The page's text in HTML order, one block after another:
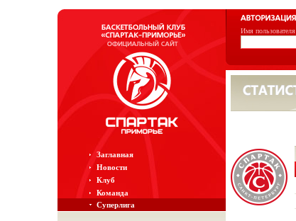
Имя пользователя
Заглавная
Новости
Клуб
Команда
Суперлига